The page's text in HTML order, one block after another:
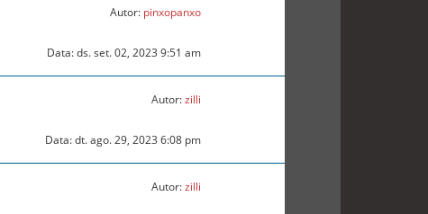
Autor: pinxopanxo
Data: ds. set. 02, 2023 9:51 am
Autor:zilli
Data: dt. ago. 29, 2023 6:08 pm
Autor:zilli